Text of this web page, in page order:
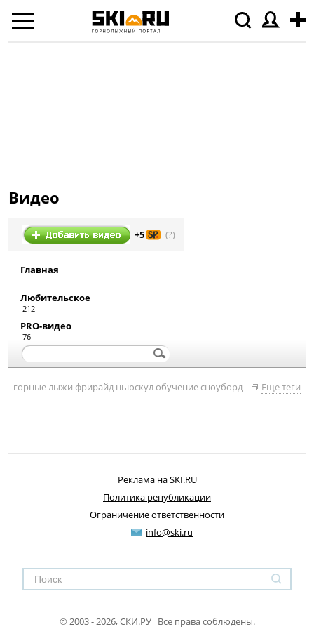
Видео
+5 (?)
Главная
Любительское
212
PRO-видео
76
горные лыжи фрирайд ньюскулобучениесноуборд Еще теги
Реклама на SKI.RU
Политика републикации
Ограничение ответственности
info@ski.ru
© 2003 - 2026, СКИ.РУ Все права соблюдены.